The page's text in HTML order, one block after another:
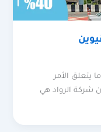
يتعلق الأمر
شركة الرواد هي